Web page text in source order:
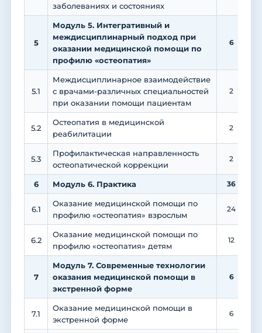
заболеваниях и состояниях
5
Модуль 5. Интегративный и
междисциплинарный подход при
оказании медицинской помощи по
профилю «остеопатия»
6
5.1
Междисциплинарное взаимодействие
с врачами-различных специальностей
при оказании помощи пациентам
2
5.2
Остеопатия в медицинской
реабилитации
2
5.3
Профилактическая направленность
остеопатической коррекции
2
6 Модуль 6. Практика 36
6.1
Оказание медицинской помощи по
профилю «остеопатия» взрослым
24
6.2
Оказание медицинской помощи по
профилю «остеопатия» детям
12
7
Модуль 7. Современные технологии
оказания медицинской помощи в
экстренной форме
6
7.1
Оказание медицинской помощи в
экстренной форме
6